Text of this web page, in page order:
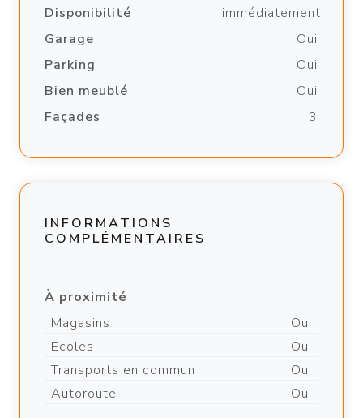
Disponibilité
immédiatement
Garage
Oui
Parking
Oui
Bien meublé
Oui
Façades
3
INFORMATIONS
COMPLÉMENTAIRES
À proximité
Magasins
Oui
Ecoles
Oui
Transports en commun
Oui
Autoroute
Oui